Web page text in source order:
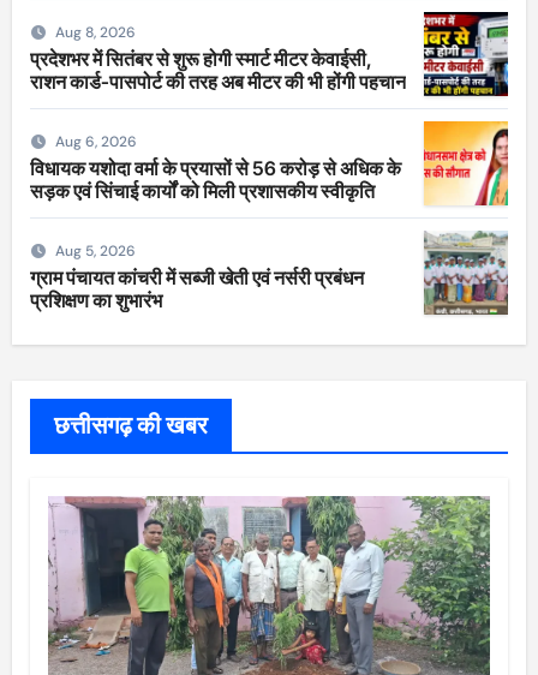
Aug 8, 2026
प्रदेशभर में सितंबर से शुरू होगी स्मार्ट मीटर केवाईसी,
राशन कार्ड-पासपोर्ट की तरह अब मीटर की भी होंगी पहचान
Aug 6, 2026
विधायक यशोदा वर्मा के प्रयासों से 56 करोड़ से अधिक के
सड़क एवं सिंचाई कार्यों को मिली प्रशासकीय स्वीकृति
Aug 5, 2026
ग्राम पंचायत कांचरी में सब्जी खेती एवं नर्सरी प्रबंधन
प्रशिक्षण का शुभारंभ
छत्तीसगढ़ की खबर